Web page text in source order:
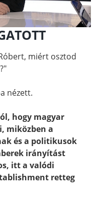
miért osztod
nézett.
hogy magyar
miközben a
és a politikusok
irányítást
itt a valódi
retteg